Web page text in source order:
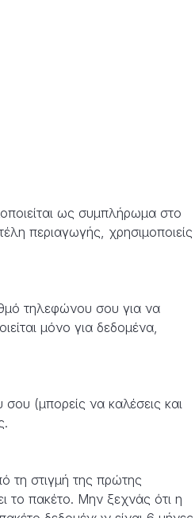
ως συμπλήρωμα στο
περιαγωγής, χρησιμοποιείς
τηλεφώνου σου για να
μόνο για δεδομένα,
(μπορείς να καλέσεις και
τη στιγμή της πρώτης
το πακέτο. Μην ξεχνάς ότι η